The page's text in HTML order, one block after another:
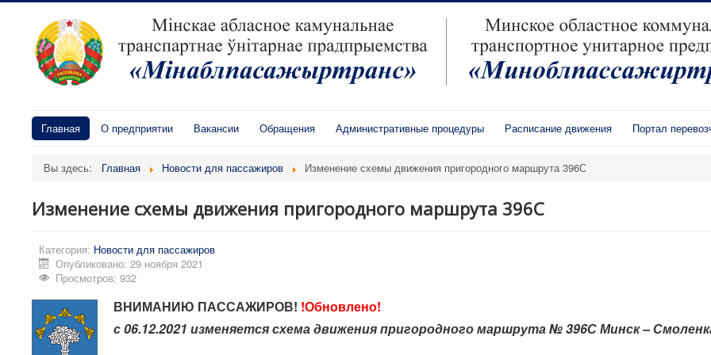
Главная О предприятии Вакансии Обращения Административные процедуры Расписание движения Портал
Вы здесь: Главная Новости для пассажиров Изменение схемы движения пригородного маршрута 396С
Изменение схемы движения пригородного маршрута 396С
Категория: Новости для пассажиров
Опубликовано: 29 ноября 2021
Просмотров: 932
ВНИМАНИЮ ПАССАЖИРОВ! !Обновлено!
с 06.12.2021 изменяется схема движения пригородного маршрута № 396С Минск –